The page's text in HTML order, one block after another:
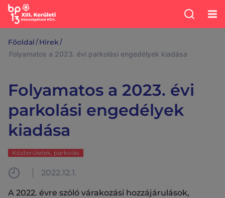
Főoldal /Hírek /
Folyamatos a 2023. évi parkolási engedélyek kiadása
Folyamatos a 2023. évi
parkolási engedélyek
kiadása
Közterületek, parkolás
2022.12.1.
A 2022. évre szóló várakozási hozzájárulások,